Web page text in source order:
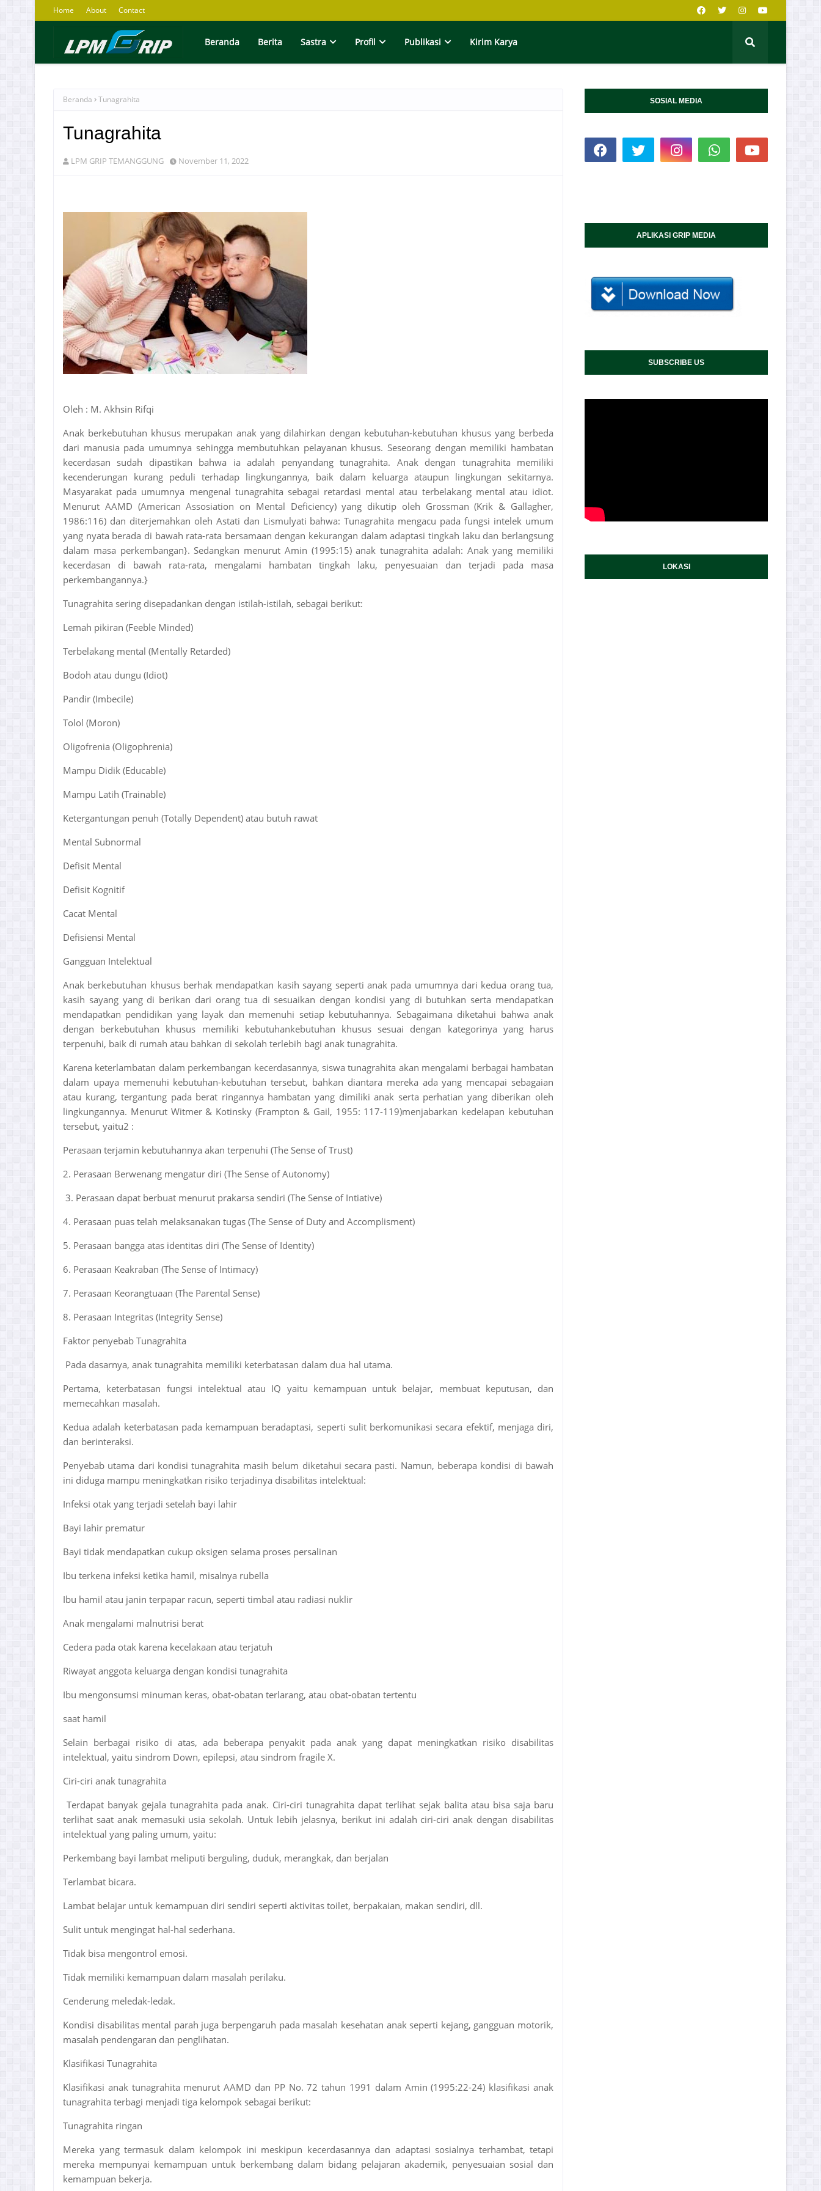
Home About Contact
Beranda Berita Sastra Profil Publikasi Kirim Karya
Beranda Tunagrahita
Tunagrahita
LPM GRIP TEMANGGUNG November 11, 2022
Oleh : M. Akhsin Rifqi
Anak berkebutuhan khusus merupakan anak yang dilahirkan dengan kebutuhan-kebutuhan khusus yang berbeda
dari manusia pada umumnya sehingga membutuhkan pelayanan khusus. Seseorang dengan memiliki hambatan
kecerdasan sudah dipastikan bahwa ia adalah penyandang tunagrahita. Anak dengan tunagrahita memiliki
kecenderungan kurang peduli terhadap lingkungannya, baik dalam keluarga ataupun lingkungan sekitarnya.
Masyarakat pada umumnya mengenal tunagrahita sebagai retardasi mental atau terbelakang mental atau idiot.
Menurut AAMD (American Assosiation on Mental Deficiency) yang dikutip oleh Grossman (Krik & Gallagher,
1986:116) dan diterjemahkan oleh Astati dan Lismulyati bahwa: Tunagrahita mengacu pada fungsi intelek umum
yang nyata berada di bawah rata-rata bersamaan dengan kekurangan dalam adaptasi tingkah laku dan berlangsung
dalam masa perkembangan}. Sedangkan menurut Amin (1995:15) anak tunagrahita adalah: Anak yang memiliki
kecerdasan di bawah rata-rata, mengalami hambatan tingkah laku, penyesuaian dan terjadi pada masa
perkembangannya.}
Tunagrahita sering disepadankan dengan istilah-istilah, sebagai berikut:
Lemah pikiran (Feeble Minded)
Terbelakang mental (Mentally Retarded)
Bodoh atau dungu (Idiot)
Pandir (Imbecile)
Tolol (Moron)
Oligofrenia (Oligophrenia)
Mampu Didik (Educable)
Mampu Latih (Trainable)
Ketergantungan penuh (Totally Dependent) atau butuh rawat
Mental Subnormal
Defisit Mental
Defisit Kognitif
Cacat Mental
Defisiensi Mental
Gangguan Intelektual
Anak berkebutuhan khusus berhak mendapatkan kasih sayang seperti anak pada umumnya dari kedua orang tua,
kasih sayang yang di berikan dari orang tua di sesuaikan dengan kondisi yang di butuhkan serta mendapatkan
mendapatkan pendidikan yang layak dan memenuhi setiap kebutuhannya. Sebagaimana diketahui bahwa anak
dengan berkebutuhan khusus memiliki kebutuhankebutuhan khusus sesuai dengan kategorinya yang harus
terpenuhi, baik di rumah atau bahkan di sekolah terlebih bagi anak tunagrahita.
Karena keterlambatan dalam perkembangan kecerdasannya, siswa tunagrahita akan mengalami berbagai hambatan
dalam upaya memenuhi kebutuhan-kebutuhan tersebut, bahkan diantara mereka ada yang mencapai sebagaian
atau kurang, tergantung pada berat ringannya hambatan yang dimiliki anak serta perhatian yang diberikan oleh
lingkungannya. Menurut Witmer & Kotinsky (Frampton & Gail, 1955: 117-119)menjabarkan kedelapan kebutuhan
tersebut, yaitu2 :
Perasaan terjamin kebutuhannya akan terpenuhi (The Sense of Trust)
2. Perasaan Berwenang mengatur diri (The Sense of Autonomy)
3. Perasaan dapat berbuat menurut prakarsa sendiri (The Sense of Intiative)
4. Perasaan puas telah melaksanakan tugas (The Sense of Duty and Accomplisment)
5. Perasaan bangga atas identitas diri (The Sense of Identity)
6. Perasaan Keakraban (The Sense of Intimacy)
7. Perasaan Keorangtuaan (The Parental Sense)
8. Perasaan Integritas (Integrity Sense)
Faktor penyebab Tunagrahita
Pada dasarnya, anak tunagrahita memiliki keterbatasan dalam dua hal utama.
Pertama, keterbatasan fungsi intelektual atau IQ yaitu kemampuan untuk belajar, membuat keputusan, dan
memecahkan masalah.
Kedua adalah keterbatasan pada kemampuan beradaptasi, seperti sulit berkomunikasi secara efektif, menjaga diri,
dan berinteraksi.
Penyebab utama dari kondisi tunagrahita masih belum diketahui secara pasti. Namun, beberapa kondisi di bawah
ini diduga mampu meningkatkan risiko terjadinya disabilitas intelektual:
Infeksi otak yang terjadi setelah bayi lahir
Bayi lahir prematur
Bayi tidak mendapatkan cukup oksigen selama proses persalinan
Ibu terkena infeksi ketika hamil, misalnya rubella
Ibu hamil atau janin terpapar racun, seperti timbal atau radiasi nuklir
Anak mengalami malnutrisi berat
Cedera pada otak karena kecelakaan atau terjatuh
Riwayat anggota keluarga dengan kondisi tunagrahita
Ibu mengonsumsi minuman keras, obat-obatan terlarang, atau obat-obatan tertentu
saat hamil
Selain berbagai risiko di atas, ada beberapa penyakit pada anak yang dapat meningkatkan risiko disabilitas
intelektual, yaitu sindrom Down, epilepsi, atau sindrom fragile X.
Ciri-ciri anak tunagrahita
Terdapat banyak gejala tunagrahita pada anak. Ciri-ciri tunagrahita dapat terlihat sejak balita atau bisa saja baru
terlihat saat anak memasuki usia sekolah. Untuk lebih jelasnya, berikut ini adalah ciri-ciri anak dengan disabilitas
intelektual yang paling umum, yaitu:
Perkembang bayi lambat meliputi berguling, duduk, merangkak, dan berjalan
Terlambat bicara.
Lambat belajar untuk kemampuan diri sendiri seperti aktivitas toilet, berpakaian, makan sendiri, dll.
Sulit untuk mengingat hal-hal sederhana.
Tidak bisa mengontrol emosi.
Tidak memiliki kemampuan dalam masalah perilaku.
Cenderung meledak-ledak.
Kondisi disabilitas mental parah juga berpengaruh pada masalah kesehatan anak seperti kejang, gangguan motorik,
masalah pendengaran dan penglihatan.
Klasifikasi Tunagrahita
Klasifikasi anak tunagrahita menurut AAMD dan PP No. 72 tahun 1991 dalam Amin (1995:22-24) klasifikasi anak
tunagrahita terbagi menjadi tiga kelompok sebagai berikut:
Tunagrahita ringan
Mereka yang termasuk dalam kelompok ini meskipun kecerdasannya dan adaptasi sosialnya terhambat, tetapi
mereka mempunyai kemampuan untuk berkembang dalam bidang pelajaran akademik, penyesuaian sosial dan
kemampuan bekerja.
SOSIAL MEDIA
APLIKASI GRIP MEDIA
SUBSCRIBE US
LOKASI